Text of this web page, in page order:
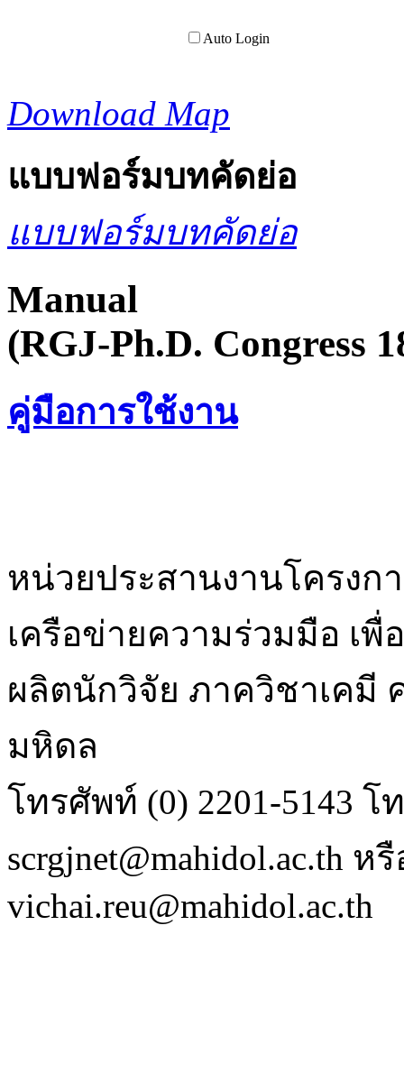
Auto Login
Download Map
แบบฟอร์มบทคัดย่อ
แบบฟอร์มบทคัดย่อ
Manual
(RGJ-Ph.D. Congress
คู่มือการใช้งาน
หน่วยประสานงานโครง
เครือข่ายความร่วมมือ เ
ผลิตนักวิจัย ภาควิชาเคมี
มหิดล
โทรศัพท์ (0) 2201-5143 โ
scrgjnet@mahidol.ac.th ห
vichai.reu@mahidol.ac.th